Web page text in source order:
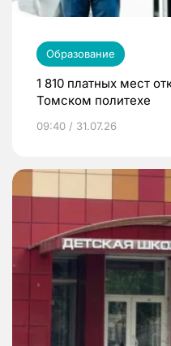
Образование
1 810 платных мест
Томском политехе
09:40 / 31.07.26